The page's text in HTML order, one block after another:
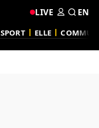
SPORT ELLE
LIVE EN